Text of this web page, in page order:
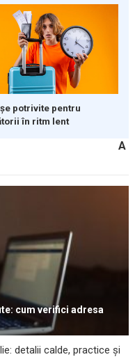
potrivite pentru
în ritm lent
A
cum verifici adresa
detalii calde, practice și